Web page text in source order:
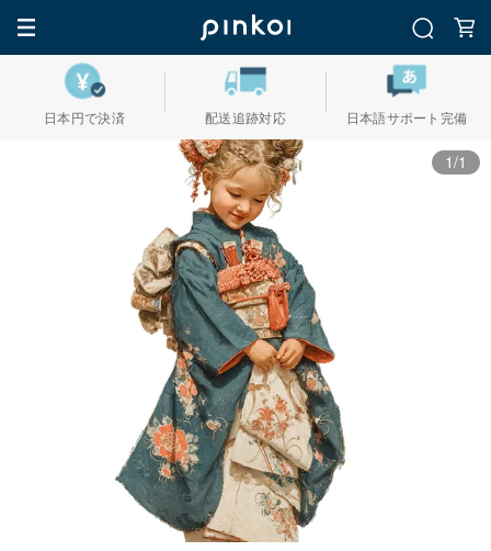
日本円で決済 配送追跡対応 日本語サポート完備
1/1